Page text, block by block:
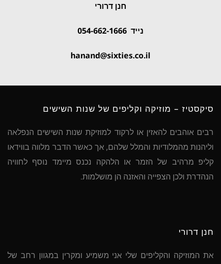
חנן דרורי
נייד 054-662-1666
hanand@sixties.co.il
סיקסטיז – מוזיקה וקליפים של שנות השישים
רבים אוהבים להאזין או לרקוד למוזיקת שנות השישים הנפלאה
וליהנות מהמלודיות והמלל שלהם, אך כאשר הדבר מלווה בווידאו
קליפ מרהיב של הזמר או הלהקה נכנס מיימד נוסף לחוויה
הנהדרת ולכן הצפייה והאזנה הן מושלמות.
חנן דרורי
את המוזיקה והקליפים שלי אני משמיע ומקרין במגוון רחב של